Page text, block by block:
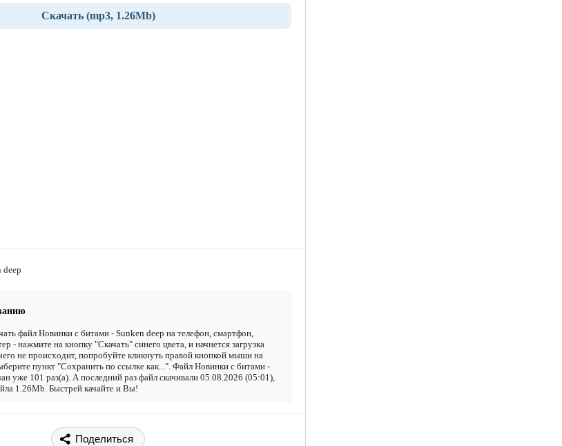
Скачать (mp3, 1.26Mb)
deep
файл Новинки с битами - Sunken deep на телефон, смартфон,
- нажмите на кнопку "Скачать" синего цвета, и начнется загрузка
не происходит, попробуйте кликнуть правой кнопкой мыши на
пункт "Сохранить по ссылке как...". Файл Новинки с битами -
уже 101 раз(а). А последний раз файл скачивали 05.08.2026 (05:01),
1.26Mb. Быстрей качайте и Вы!
Поделиться